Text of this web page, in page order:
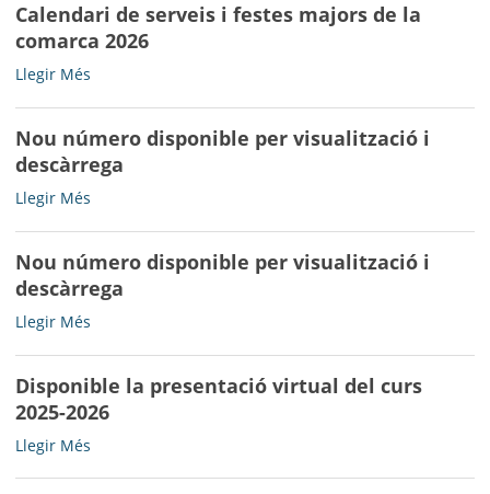
d'espais
i
equipaments
Calendari de serveis i festes majors de la
comarca 2026
Calendari
i
festes
majors
la
comarca
2026
Llegir Més
Nou número disponible per visualització i
descàrrega
Nou
per
visualització
i
descàrrega
-
Llegir Més
Nou número disponible per visualització i
descàrrega
Nou
per
visualització
descàrrega
-
Llegir Més
Disponible la presentació virtual del curs
2025-2026
Disponible
Llegir Més